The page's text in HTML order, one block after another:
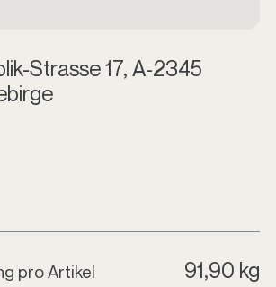
Strasse 17, A-2345
pro Artikel 91,90 kg